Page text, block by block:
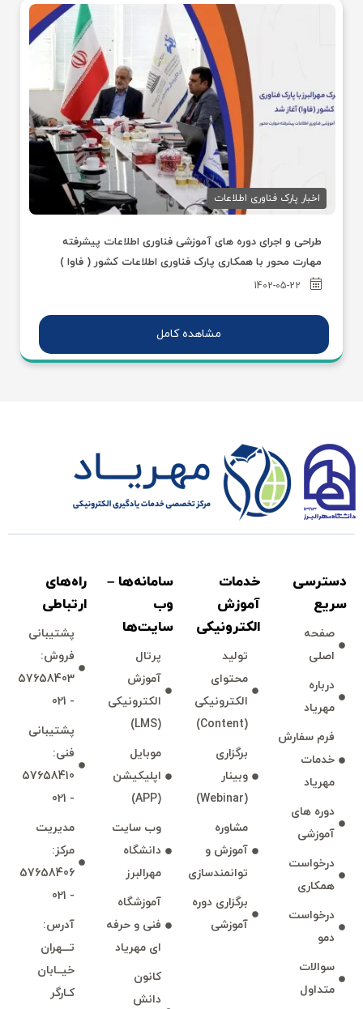
اخبار پارک فناوری اطلاعات
طراحی و اجرای دوره های آموزشی فناوری اطلاعات پیشرفته
مهارت محور با همکاری پارک فناوری اطلاعات کشور ( فاوا )
مشاهده کامل
دسترسی
سريع
صفحه
اصلی
درباره
مهرياد
فرم سفارش
خدمات
مهرياد
دوره های
آموزشی
درخواست
همكاری
درخواست
دمو
سوالات
متداول
خدمات
آموزش
الكترونیكی
توليد
محتوای
الكترونیكی
(Content)
برگزاری
وبينار
(Webinar)
مشاوره
آموزش و
توانمند‌‌سازی
برگزاری دوره
آموزشی
سامانه‌ها –
وب
سايت‌ها
پرتال
آموزش
الكترونیكی
(LMS)
موبايل
اپليكيشن
(APP)
وب سايت
دانشگاه
مهرالبرز
آموزشگاه
فنی و حرفه
ای مهرياد
كانون
دانش
راه‌های
ارتباطی
پشتيبانی
فروش:
57658403
- 021
پشتيبانی
فنی:
57658410
- 021
مديريت
مركز:
57658406
- 021
آدرس:
تـــهران
خيــابان
كـارگر